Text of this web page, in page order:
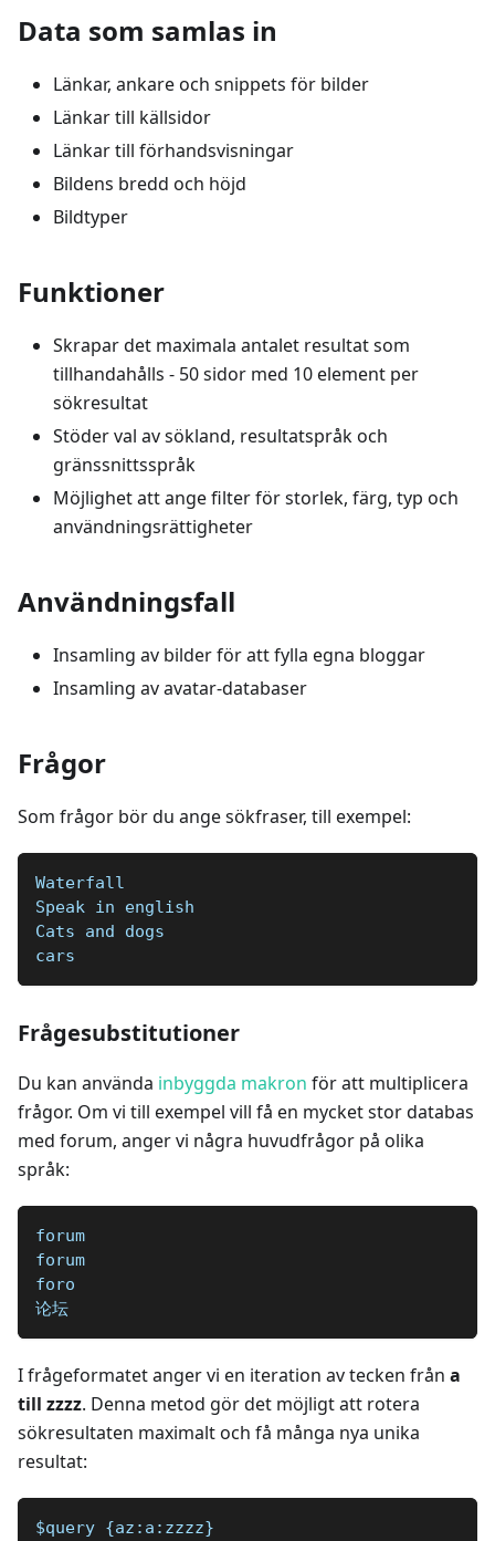
Data som samlas in
Länkar, ankare och snippets för bilder
Länkar till källsidor
Länkar till förhandsvisningar
Bildens bredd och höjd
Bildtyper
Funktioner
Skrapar det maximala antalet resultat som
tillhandahålls - 50 sidor med 10 element per
sökresultat
Stöder val av sökland, resultatspråk och
gränssnittsspråk
Möjlighet att ange filter för storlek, färg, typ och
användningsrättigheter
Användningsfall
Insamling av bilder för att fylla egna bloggar
Insamling av avatar-databaser
Frågor
Som frågor bör du ange sökfraser, till exempel:
Waterfall
Speak in english
Cats and dogs
cars
Frågesubstitutioner
Du kan använda inbyggda makron för att multiplicera
frågor. Om vi till exempel vill få en mycket stor databas
med forum, anger vi några huvudfrågor på olika
språk:
forum
forum
foro
论坛
I frågeformatet anger vi en iteration av tecken från a
till zzzz. Denna metod gör det möjligt att rotera
sökresultaten maximalt och få många nya unika
resultat:
$query {az:a:zzzz}